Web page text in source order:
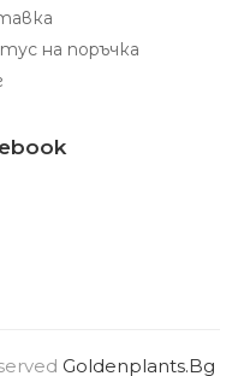
на поръчка
Goldenplants.bg